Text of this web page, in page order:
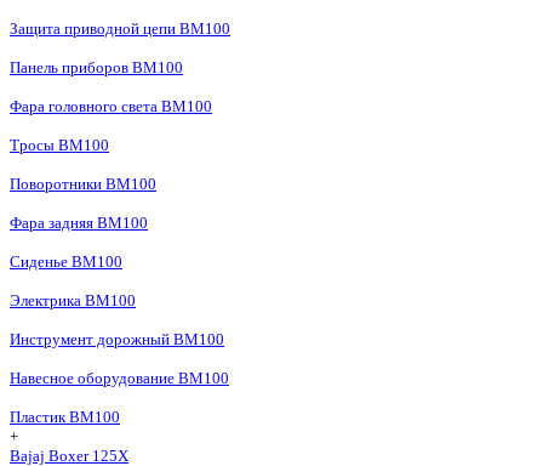
Защита приводной цепи BM100
Панель приборов BM100
Фара головного света BM100
Тросы BM100
Поворотники BM100
Фара задняя BM100
Сиденье BM100
Электрика BM100
Инструмент дорожный BM100
Навесное оборудование BM100
Пластик BM100
+
Bajaj Boxer 125X